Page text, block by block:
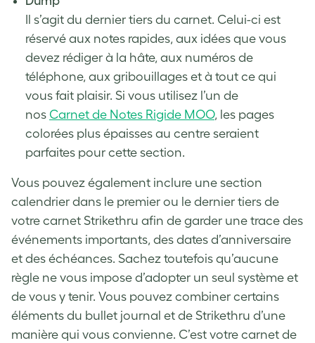
Il s’agit du dernier tiers du carnet. Celui-ci est
réservé aux notes rapides, aux idées que vous
devez rédiger à la hâte, aux numéros de
téléphone, aux gribouillages et à tout ce qui
vous fait plaisir. Si vous utilisez l’un de
nos Carnet de Notes Rigide MOO, les pages
colorées plus épaisses au centre seraient
parfaites pour cette section.
Vous pouvez également inclure une section
calendrier dans le premier ou le dernier tiers de
votre carnet Strikethru afin de garder une trace des
événements importants, des dates d’anniversaire
et des échéances. Sachez toutefois qu’aucune
règle ne vous impose d’adopter un seul système et
de vous y tenir. Vous pouvez combiner certains
éléments du bullet journal et de Strikethru d’une
manière qui vous convienne. C’est votre carnet de